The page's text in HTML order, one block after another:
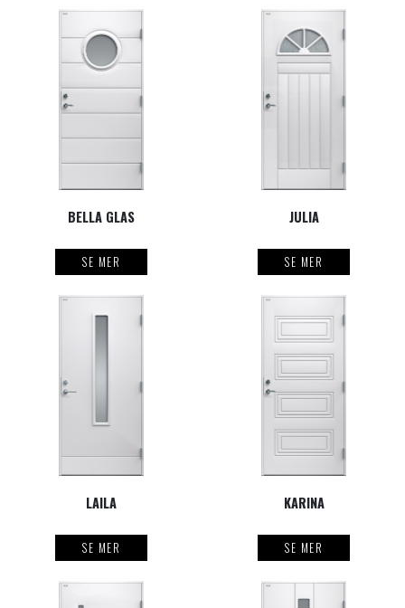
BELLA GLAS
SE MER
JULIA
SE MER
LAILA
SE MER
KARINA
SE MER